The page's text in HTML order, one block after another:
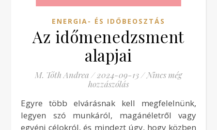
ENERGIA- ÉS IDŐBEOSZTÁS
Az időmenedzsment
alapjai
M. Tóth Andrea / 2024-09-13/ Nincs még
hozzászólás
Egyre több elvárásnak kell megfelelnünk,
legyen szó munkáról, magánéletről vagy
egyéni célokról, és mindezt úgy, hogy közben